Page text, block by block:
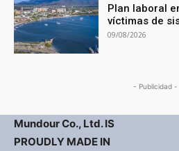
Plan laboral
víctimas de
09/08/2026
- Publicidad -
Mundour Co., Ltd. IS
PROUDLY MADE IN